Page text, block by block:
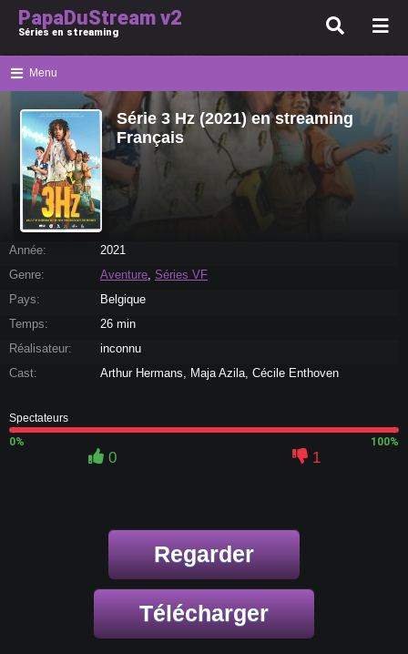
PapaDuStream v2
Séries en streaming
Menu
Série 3 Hz (2021) en streaming
Français
Année:
2021
Genre:
Aventure, Séries VF
Pays:
Belgique
Temps:
26 min
Réalisateur:
inconnu
Cast:
Arthur Hermans, Maja Azila, Cécile Enthoven
Spectateurs
0%
100%
0 1
Regarder
Télécharger